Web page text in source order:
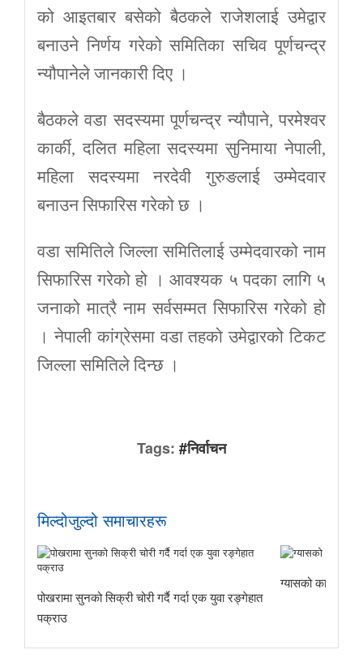
को आइतबार बसेको बैठकले राजेशलाई उमेद्वार
बनाउने निर्णय गरेको समितिका सचिव पूर्णचन्द्र
न्यौपानेले जानकारी दिए ।
बैठकले वडा सदस्यमा पूर्णचन्द्र न्यौपाने, परमेश्वर
कार्की, दलित महिला सदस्यमा सुनिमाया नेपाली,
महिला सदस्यमा नरदेवी गुरुङलाई उम्मेदवार
बनाउन सिफारिस गरेको छ ।
वडा समितिले जिल्ला समितिलाई उम्मेदवारको नाम
सिफारिस गरेको हो । आवश्यक ५ पदका लागि ५
जनाको मात्रै नाम सर्वसम्मत सिफारिस गरेको हो
। नेपाली कांग्रेसमा वडा तहको उमेद्वारको टिकट
जिल्ला समितिले दिन्छ ।
Tags: #निर्वाचन
मिल्दोजुल्दो समाचारहरू
पोखरामा सुनको सिक्री चोरी गर्दै गर्दा एक युवा रङ्गेहात
पक्राउ
ग्यासको